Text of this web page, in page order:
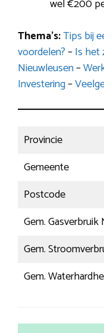
wel €200
Thema’s:Tips bij
voordelen?–Is het
Nieuwleusen–
Investering–
Provincie
Gemeente
Postcode
Gem. Gasverbruik
Gem.
Gem.